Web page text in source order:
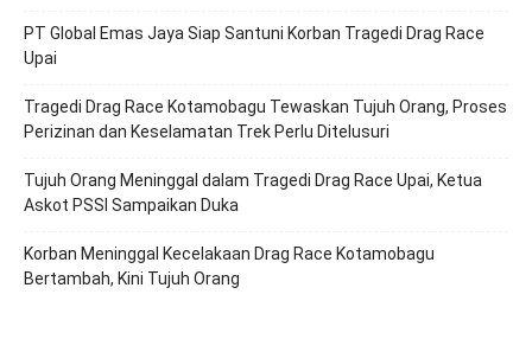
PT Global Emas Jaya Siap Santuni Korban Tragedi Drag Race
Upai
Tragedi Drag Race Kotamobagu Tewaskan Tujuh Orang, Proses
Perizinan dan Keselamatan Trek Perlu Ditelusuri
Tujuh Orang Meninggal dalam Tragedi Drag Race Upai, Ketua
Askot PSSI Sampaikan Duka
Korban Meninggal Kecelakaan Drag Race Kotamobagu
Bertambah, Kini Tujuh Orang